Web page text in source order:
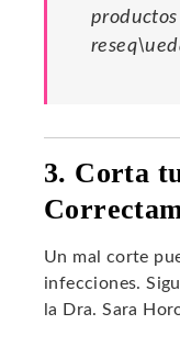
3. Corta
Un mal corte
infecciones.
la Dra. Sara